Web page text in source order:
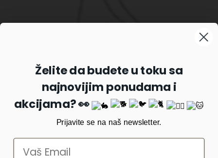
Prijavi se
Želite da budete u toku sa
najnovijim ponudama i
akcijama? 👀
Prijavite se na naš newsletter.